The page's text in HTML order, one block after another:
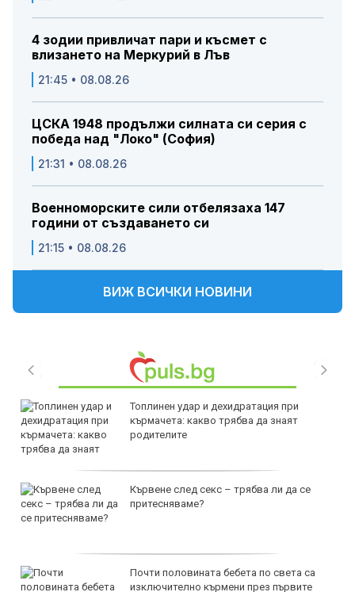
4 зодии привличат пари и късмет с
влизането на Меркурий в Лъв
21:45 • 08.08.26
ЦСКА 1948 продължи силната си серия с
победа над "Локо" (София)
21:31 • 08.08.26
Военноморските сили отбелязаха 147
години от създаването си
21:15 • 08.08.26
ВИЖ ВСИЧКИ НОВИНИ
Топлинен удар и дехидратация при
кърмачета: какво трябва да знаят
родителите
Кървене след секс – трябва ли да се
притесняваме?
Почти половината бебета по света са
изключително кърмени през първите